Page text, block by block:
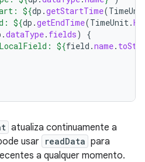
${dp .getStartTime(
${dp .getEndTime(TimeUnit.
.dataType. fields)
{
${field .name.
atualiza continuamente a
usar readData para
a qualquer momento.